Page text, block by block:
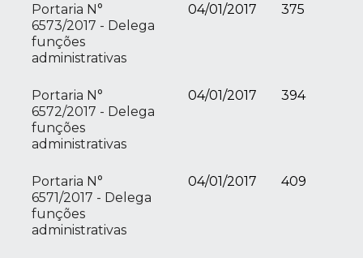
Portaria N°
6573/2017 - Delega
funções
administrativas
04/01/2017 375
Portaria N°
6572/2017 - Delega
funções
administrativas
04/01/2017 394
Portaria N°
6571/2017 - Delega
funções
administrativas
04/01/2017 409